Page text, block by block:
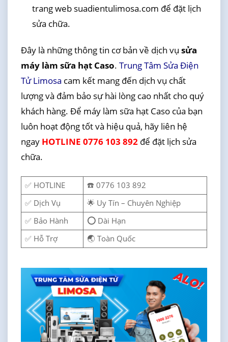
trang web suadientulimosa.com để đặt lịch
sửa chữa.
Đây là những thông tin cơ bản về dịch vụ sửa
máy làm sữa hạt Caso. Trung Tâm Sửa Điện
Tử Limosa cam kết mang đến dịch vụ chất
lượng và đảm bảo sự hài lòng cao nhất cho quý
khách hàng. Để máy làm sữa hạt Caso của bạn
luôn hoạt động tốt và hiệu quả, hãy liên hệ
ngay HOTLINE 0776 103 892để đặt lịch sửa
chữa.
✅ HOTLINE
☎️ 0776 103 892
✅ Dịch Vụ
🌟 Uy Tín – Chuyên Nghiệp
✅ Bảo Hành
⭕ Dài Hạn
✅ Hỗ Trợ
🌏 Toàn Quốc